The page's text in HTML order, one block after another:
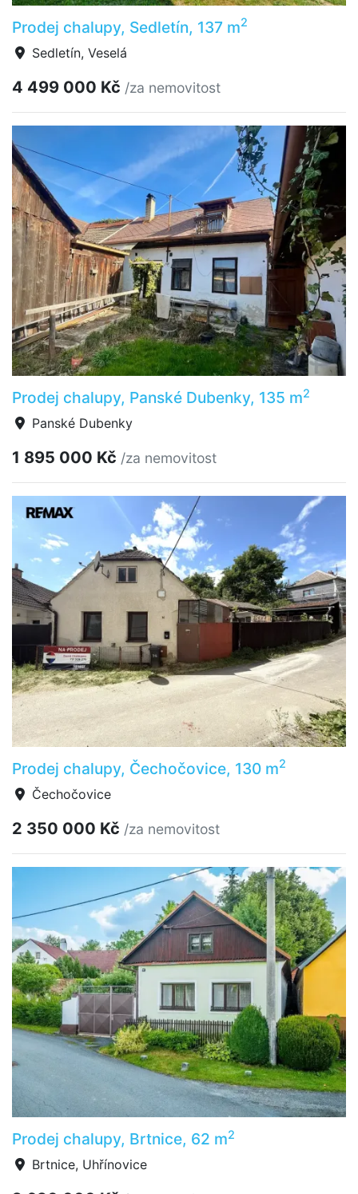
Prodej chalupy, Sedletín, 137 m2
Sedletín, Veselá
4 499 000 Kč /za nemovitost
Prodej chalupy, Panské Dubenky, 135 m2
Panské Dubenky
1 895 000 Kč /za nemovitost
Prodej chalupy, Čechočovice, 130 m2
Čechočovice
2 350 000 Kč /za nemovitost
Prodej chalupy, Brtnice, 62 m2
Brtnice, Uhřínovice